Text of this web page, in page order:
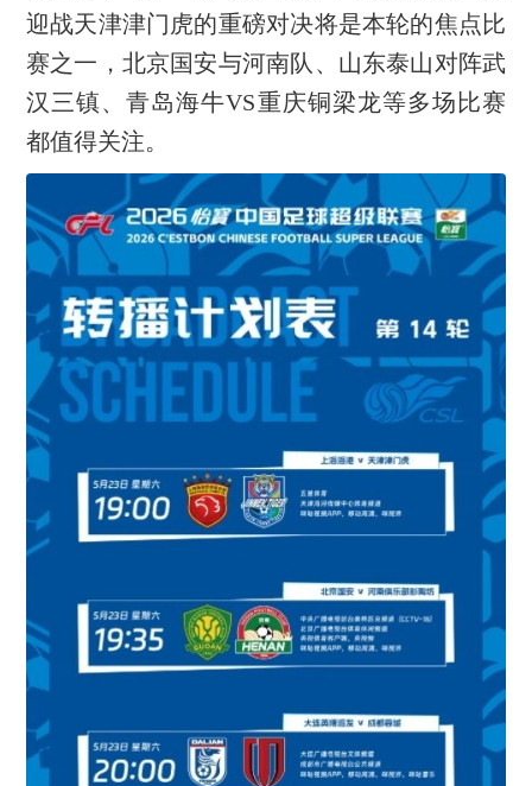
迎战天津津门虎的重磅对决将是本轮的焦点比
赛之一，北京国安与河南队、山东泰山对阵武
汉三镇、青岛海牛VS重庆铜梁龙等多场比赛
都值得关注。